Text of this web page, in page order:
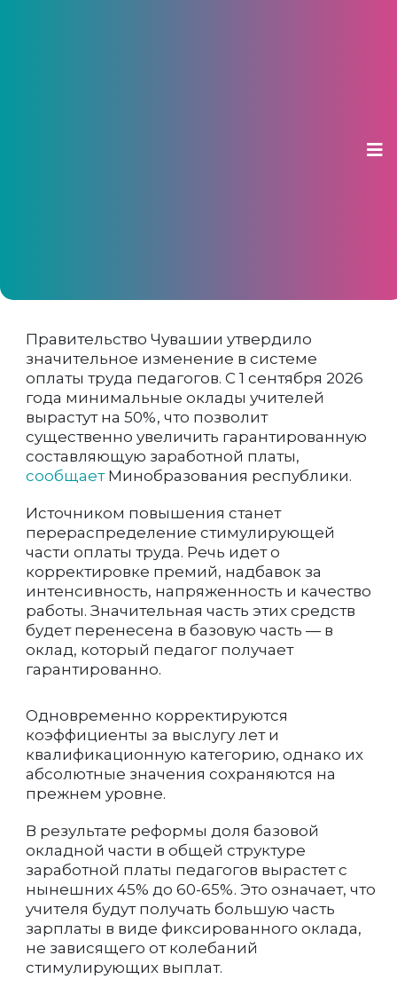
Правительство Чувашии утвердило
значительное изменение в системе
оплаты труда педагогов. С 1 сентября 2026
года минимальные оклады учителей
вырастут на 50%, что позволит
существенно увеличить гарантированную
составляющую заработной платы,
сообщаетМинобразования республики.
Источником повышения станет
перераспределение стимулирующей
части оплаты труда. Речь идет о
корректировке премий, надбавок за
интенсивность, напряженность и качество
работы. Значительная часть этих средств
будет перенесена в базовую часть — в
оклад, который педагог получает
гарантированно.
Одновременно корректируются
коэффициенты за выслугу лет и
квалификационную категорию, однако их
абсолютные значения сохраняются на
прежнем уровне.
В результате реформы доля базовой
окладной части в общей структуре
заработной платы педагогов вырастет с
нынешних 45% до 60-65%. Это означает, что
учителя будут получать большую часть
зарплаты в виде фиксированного оклада,
не зависящего от колебаний
стимулирующих выплат.